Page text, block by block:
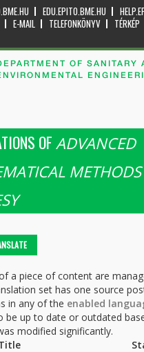
EDU.EPITO.BME.HU
E-MAIL TELEFONKÖNYV TÉRKÉP
OF SANITARY
OF ADVANCED
a piece of content are
set has one source
in any of the enabled
be up to date or outdated
modified significantly.